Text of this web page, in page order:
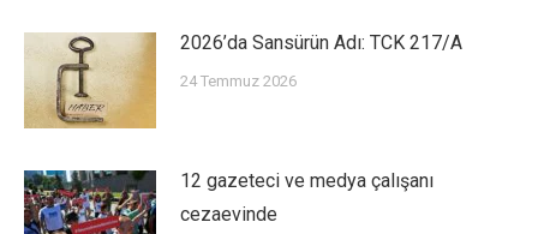
2026’da Sansürün Adı: TCK 217/A
24 Temmuz 2026
12 gazeteci ve medya çalışanı
cezaevinde